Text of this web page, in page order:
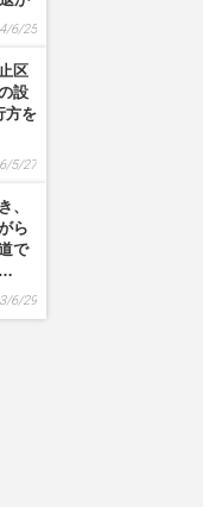
6/25
区
設
方を
5/27
、
ら
で
…
6/29